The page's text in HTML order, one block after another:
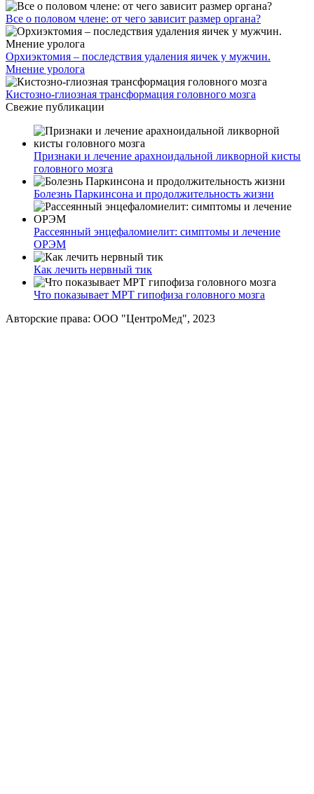
Все о половом члене: от чего зависит размер органа?
Орхиэктомия – последствия удаления яичек у мужчин.
Мнение уролога
Кистозно-глиозная трансформация головного мозга
Свежие публикации
Признаки и лечение арахноидальной ликворной кисты
головного мозга
Болезнь Паркинсона и продолжительность жизни
Рассеянный энцефаломиелит: симптомы и лечение
ОРЭМ
Как лечить нервный тик
Что показывает МРТ гипофиза головного мозга
Авторские права: ООО "ЦентроМед", 2023